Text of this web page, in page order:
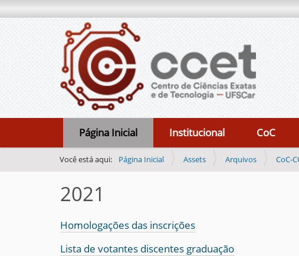
Página Inicial Institucional CoC
Você está aqui: Página Inicial Assets Arquivos CoC-
2021
Homologações das inscrições
Lista de votantes discentes graduação